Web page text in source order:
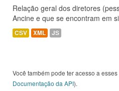
Relação geral dos diretores
Ancine e que se encontram em
CSV XML JS
Você também pode ter acesso a
Documentação da API).